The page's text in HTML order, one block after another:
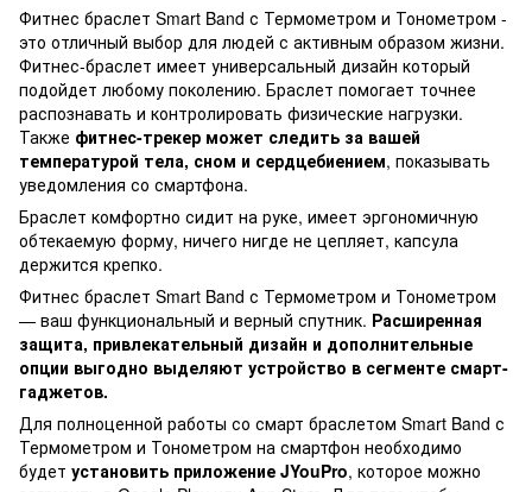
Фитнес браслет Smart Band с Термометром и Тонометром -
это отличный выбор для людей с активным образом жизни.
Фитнес-браслет имеет универсальный дизайн который
подойдет любому поколению. Браслет помогает точнее
распознавать и контролировать физические нагрузки.
Также фитнес-трекер может следить за вашей
температурой тела, сном и сердцебиением, показывать
уведомления со смартфона.
Браслет комфортно сидит на руке, имеет эргономичную
обтекаемую форму, ничего нигде не цепляет, капсула
держится крепко.
Фитнес браслет Smart Band с Термометром и Тонометром
— ваш функциональный и верный спутник. Расширенная
защита, привлекательный дизайн и дополнительные
опции выгодно выделяют устройство в сегменте смарт-
гаджетов.
Для полноценной работы со смарт браслетом Smart Band с
Термометром и Тонометром на смартфон необходимо
будет установить приложение JYouPro, которое можно